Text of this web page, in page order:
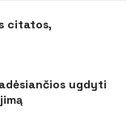
citatos,
ugdyti